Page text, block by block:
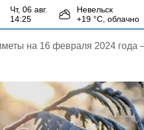
чт, 06 авг.
14:25
Невельск
+19 °С, облачно
на 16 февраля 2024 года